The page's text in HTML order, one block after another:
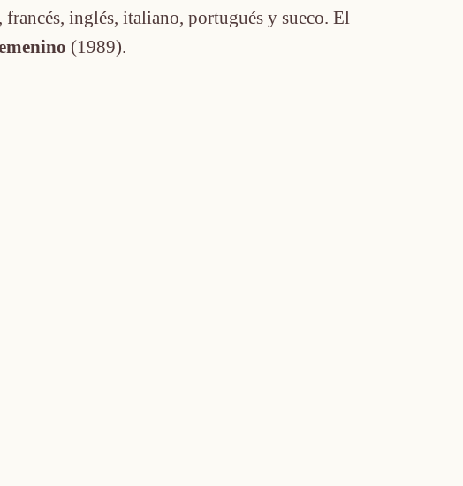
inglés, italiano, portugués y sueco. El
(1989).